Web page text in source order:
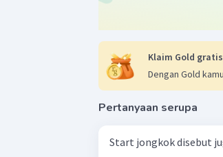
Barbell
Dumbbell
Preacher
Klaim Gold
Dengan Gold
Pertanyaan serupa
Start jongkok disebut